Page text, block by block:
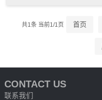
共1条 当前1/1页 首页
CONTACT US
联系我们